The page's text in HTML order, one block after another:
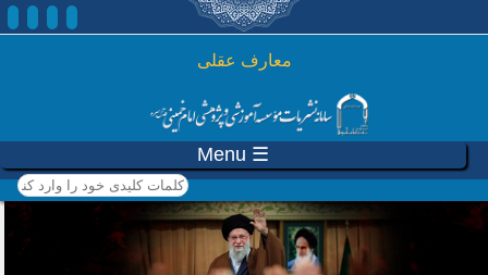
رفتن به محتوای اصلی
معارف عقلی
☰ Menu
کلمات کلیدی خود را وارد
کنید